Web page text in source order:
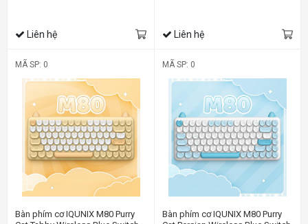
Liên hệ Liên hệ
MÃ SP: 0
Bàn phím cơ IQUNIX M80 Purry
MÃ SP: 0
Bàn phím cơ IQUNIX M80 Purry